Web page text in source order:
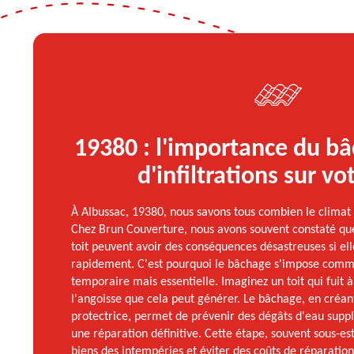
19380 : l'importance du
d'infiltrations sur
À Albussac, 19380, nous savons tous combien le
Chez Brun Couverture, nous avons souvent constaté
toit peuvent avoir des conséquences désastreuses si
rapidement. C'est pourquoi le bâchage s'impose
temporaire mais essentielle. Imaginez un toit qui fuit à
l'angoisse que cela peut générer. Le bâchage, en
protectrice, permet de prévenir des dégâts d'eau
une réparation définitive. Cette étape, souvent sous-